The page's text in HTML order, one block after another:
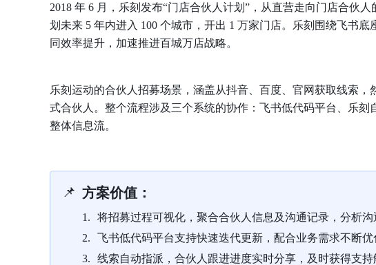
2018 年 6 月，乐刻发布“门店合伙人计划”，从直营走向门店合伙
划未来 5 年内进入 100 个城市，开出 1 万家门店。乐刻围绕飞书
同效率提升，加速推进百城万店战略。
乐刻运动的合伙人招募场景，涵盖从抖音、百度、官网获取线索
式合伙人。整个流程涉及三个系统的协作：飞书低代码平台、乐
整体信息流。
📌 方案价值：
将招募过程可视化，聚合合伙人信息及沟通记录，分析沟
飞书低代码平台支持快速迭代更新，配合业务需求不断优
线索自动指派，合伙人跟进进度实时分享，及时获得支持